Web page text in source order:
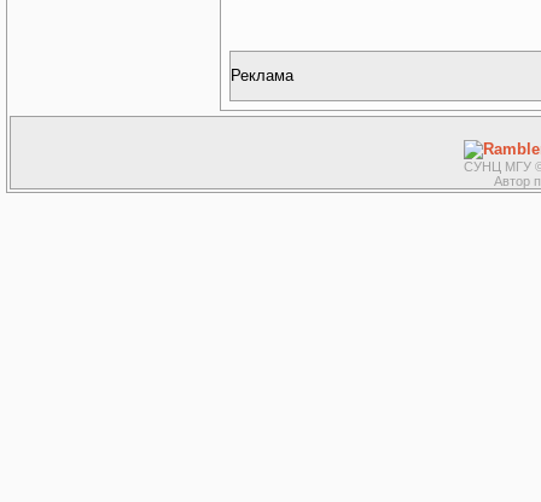
Реклама
СУНЦ МГУ ©
Автор